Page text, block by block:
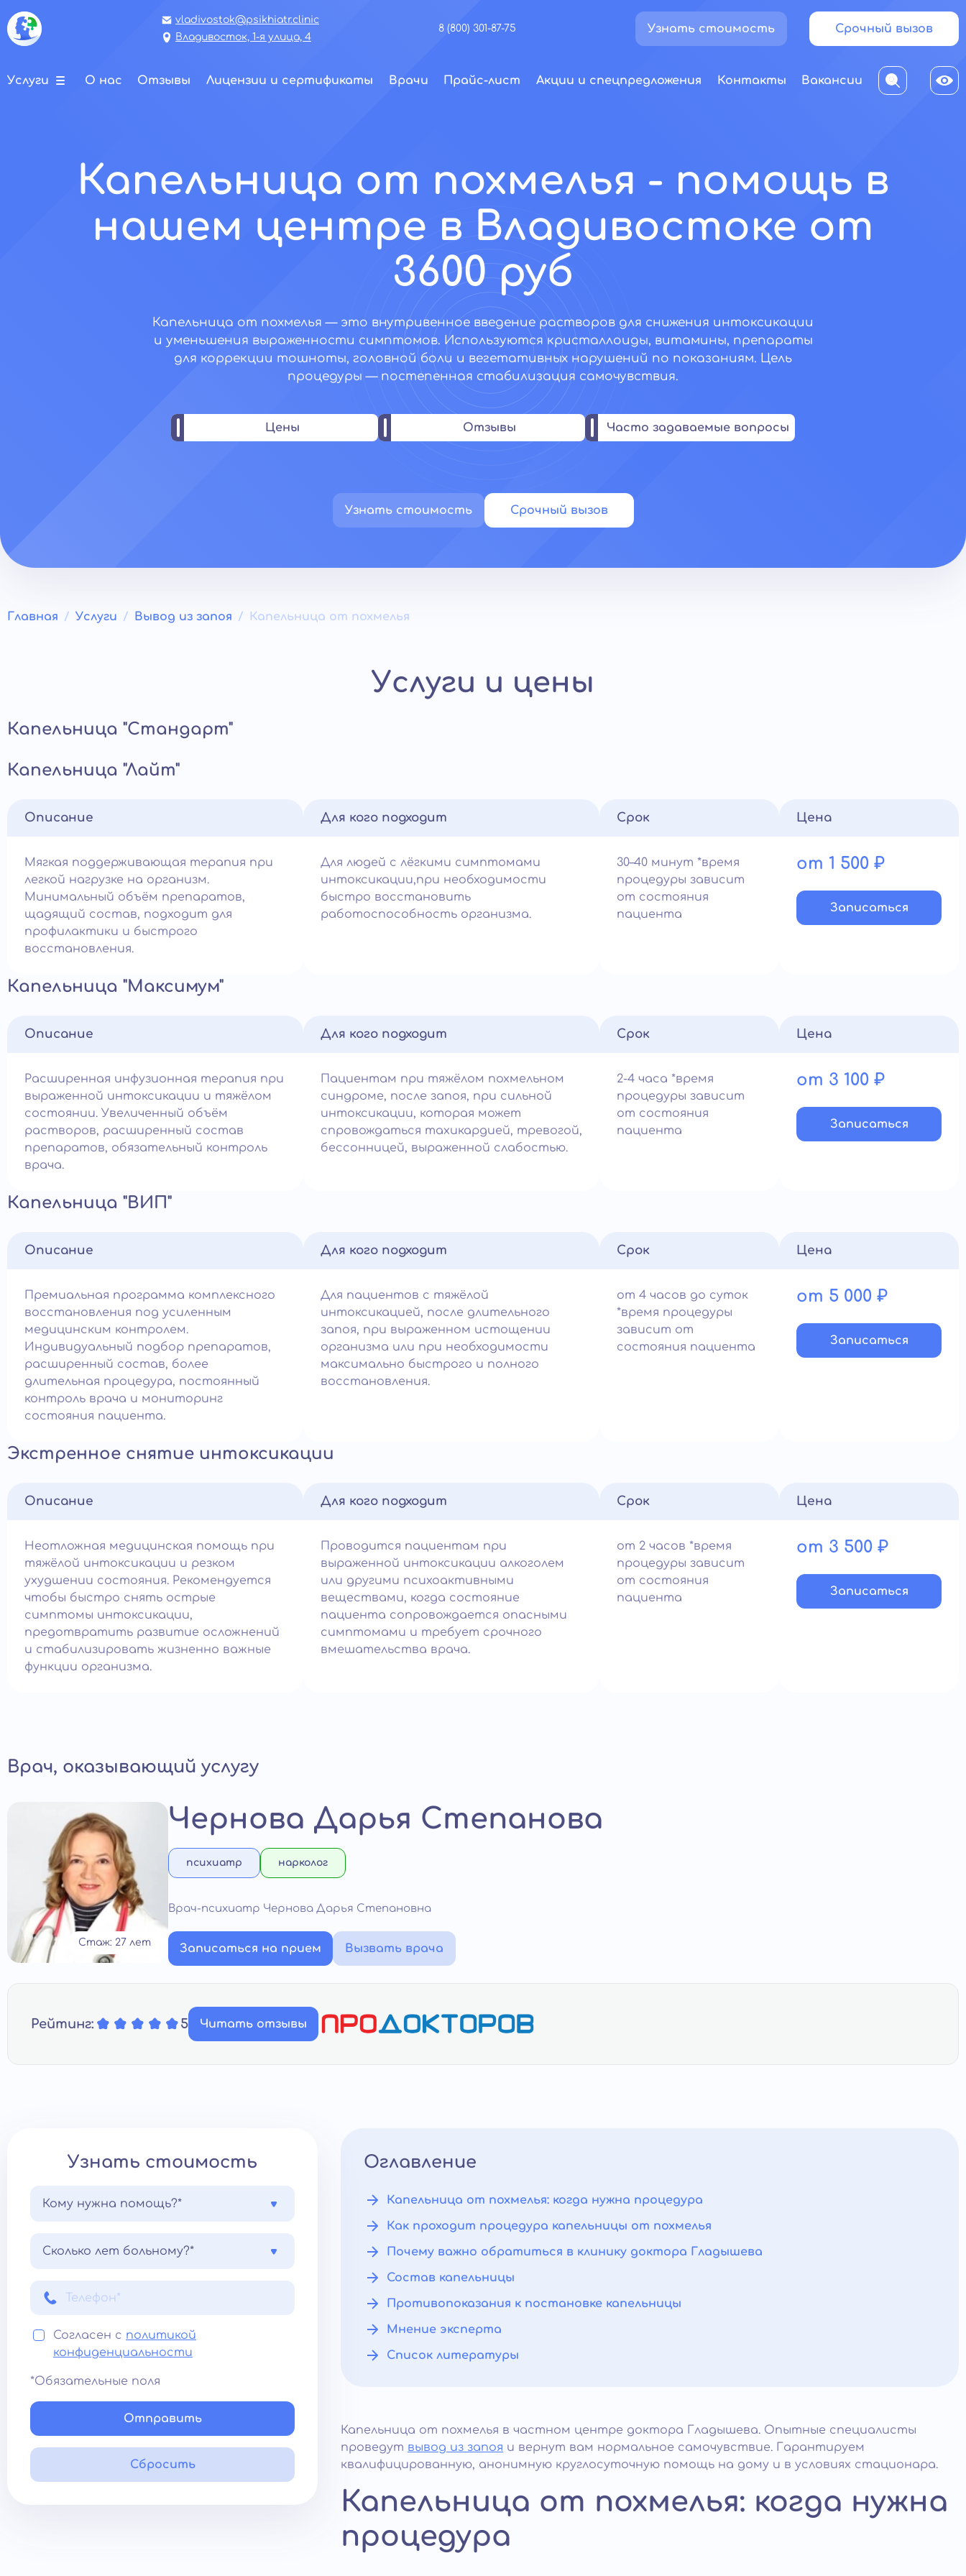
vladivostok@psikhiatr.clinic
Владивосток, 1-я улица, 4
8 (800) 301-87-75 Узнать стоимость Срочный вызов
Услуги О нас Отзывы Лицензии и сертификаты Врачи Прайс-лист Акции и спецпредложения Контакты Вакансии
Капельница от похмелья - помощь в
нашем центре в Владивостоке от
3600 руб
Капельница от похмелья — это внутривенное введение растворов для снижения интоксикации
и уменьшения выраженности симптомов. Используются кристаллоиды, витамины, препараты
для коррекции тошноты, головной боли и вегетативных нарушений по показаниям. Цель
процедуры — постепенная стабилизация самочувствия.
Цены Отзывы Часто задаваемые вопросы
Узнать стоимость Срочный вызов
Главная Услуги Вывод из запоя Капельница от похмелья
Услуги и цены
Капельница "Стандарт"
Капельница "Лайт"
Описание
Мягкая поддерживающая терапия при
легкой нагрузке на организм.
Минимальный объём препаратов,
щадящий состав, подходит для
профилактики и быстрого
восстановления.
Для кого подходит
Для людей с лёгкими симптомами
интоксикации,при необходимости
быстро восстановить
работоспособность организма.
Срок
30–40 минут *время
процедуры зависит
от состояния
пациента
Цена
от 1 500 ₽
Записатьcя
Капельница "Максимум"
Описание
Расширенная инфузионная терапия при
выраженной интоксикации и тяжёлом
состоянии. Увеличенный объём
растворов, расширенный состав
препаратов, обязательный контроль
врача.
Для кого подходит
Пациентам при тяжёлом похмельном
синдроме, после запоя, при сильной
интоксикации, которая может
спровождаться тахикардией, тревогой,
бессонницей, выраженной слабостью.
Срок
2-4 часа *время
процедуры зависит
от состояния
пациента
Цена
от 3 100 ₽
Записатьcя
Капельница "ВИП"
Описание
Премиальная программа комплексного
восстановления под усиленным
медицинским контролем.
Индивидуальный подбор препаратов,
расширенный состав, более
длительная процедура, постоянный
контроль врача и мониторинг
состояния пациента.
Для кого подходит
Для пациентов с тяжёлой
интоксикацией, после длительного
запоя, при выраженном истощении
организма или при необходимости
максимально быстрого и полного
восстановления.
Срок
от 4 часов до суток
*время процедуры
зависит от
состояния пациента
Цена
от 5 000 ₽
Записатьcя
Экстренное снятие интоксикации
Описание
Неотложная медицинская помощь при
тяжёлой интоксикации и резком
ухудшении состояния. Рекомендуется
чтобы быстро снять острые
симптомы интоксикации,
предотвратить развитие осложнений
и стабилизировать жизненно важные
функции организма.
Для кого подходит
Проводится пациентам при
выраженной интоксикации алкоголем
или другими психоактивными
веществами, когда состояние
пациента сопровождается опасными
симптомами и требует срочного
вмешательства врача.
Срок
от 2 часов *время
процедуры зависит
от состояния
пациента
Цена
от 3 500 ₽
Записатьcя
Врач, оказывающий услугу
Стаж: 27 лет
Чернова Дарья Степанова
психиатр нарколог
Врач-психиатр Чернова Дарья Степановна
Записаться на прием Вызвать врача
Рейтинг: 5 Читать отзывы
Узнать стоимость
Кому нужна помощь?*
Сколько лет больному?*
Согласен с политикой
конфиденциальности
*Обязательные поля
Отправить
Сбросить
Оглавление
Капельница от похмелья: когда нужна процедура
Как проходит процедура капельницы от похмелья
Почему важно обратиться в клинику доктора Гладышева
Состав капельницы
Противопоказания к постановке капельницы
Мнение эксперта
Список литературы
Капельница от похмелья в частном центре доктора Гладышева. Опытные специалисты
проведут вывод из запоя и вернут вам нормальное самочувствие. Гарантируем
квалифицированную, анонимную круглосуточную помощь на дому и в условиях стационара.
Капельница от похмелья: когда нужна
процедура